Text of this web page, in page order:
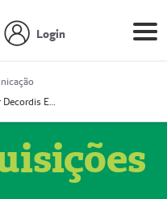
Login
Prestador Decordis Exames Cardiológicos LTDA (51004347-4)